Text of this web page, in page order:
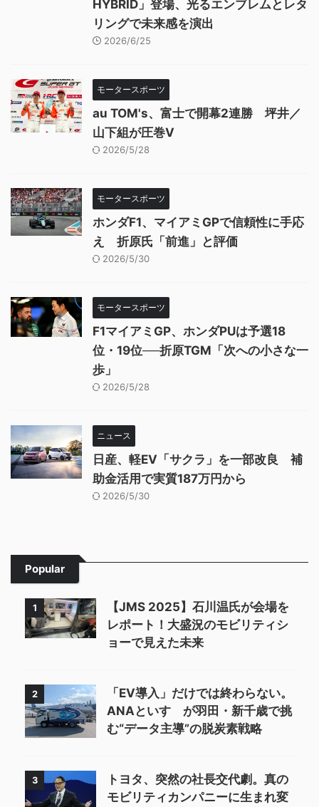
HYBRID」登場、光るエンブレムとレタ
リングで未来感を演出
2026/6/25
モータースポーツ
au TOM's、富士で開幕2連勝 坪井／
山下組が圧巻V
2026/5/28
モータースポーツ
ホンダF1、マイアミGPで信頼性に手応
え 折原氏「前進」と評価
2026/5/30
モータースポーツ
F1マイアミGP、ホンダPUは予選18
位・19位──折原TGM「次への小さな一
歩」
2026/5/28
ニュース
日産、軽EV「サクラ」を一部改良 補
助金活用で実質187万円から
2026/5/30
Popular
1
【JMS 2025】石川温氏が会場を
レポート！大盛況のモビリティシ
ョーで見えた未来
2
「EV導入」だけでは終わらない。
ANAといすゞが羽田・新千歳で挑
む“データ主導”の脱炭素戦略
3
トヨタ、突然の社長交代劇。真の
モビリティカンパニーに生まれ変